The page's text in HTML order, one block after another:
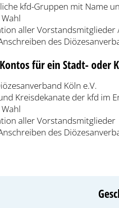
kfd-Gruppen mit Name
aller Vorstandsmitglieder
des
für ein Stadt- oder
Köln e.V.
Kreisdekanate der kfd im
aller Vorstandsmitglieder
des